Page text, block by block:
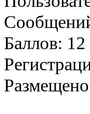
Баллов: 12
Размещено